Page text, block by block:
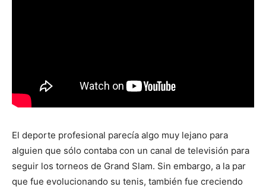
El deporte profesional parecía algo muy lejano para
alguien que sólo contaba con un canal de televisión para
seguir los torneos de Grand Slam. Sin embargo, a la par
que fue evolucionando su tenis, también fue creciendo